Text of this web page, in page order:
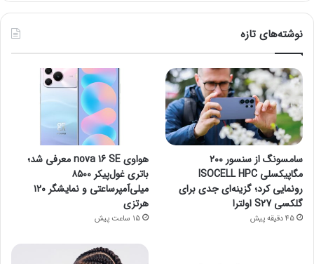
نوشته‌های تازه
سامسونگ از سنسور ۲۰۰
مگاپیکسلی ISOCELL HPC
رونمایی کرد؛ گزینه‌ای جدی برای
گلکسی S27 اولترا
45 دقیقه پیش
هواوی nova 16 SE معرفی شد؛
باتری غول‌پیکر ۸۵۰۰
میلی‌آمپرساعتی و نمایشگر ۱۲۰
هرتزی
15 ساعت پیش